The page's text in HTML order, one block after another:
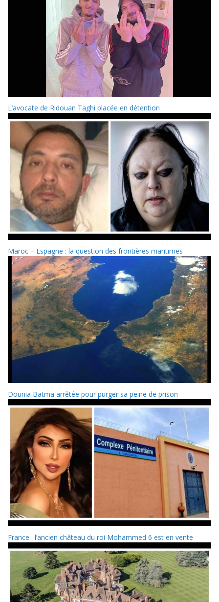
L’avocate de Ridouan Taghi placée en détention
Maroc – Espagne : la question des frontières maritimes
Dounia Batma arrêtée pour purger sa peine de prison
France : l’ancien château du roi Mohammed 6 est en vente